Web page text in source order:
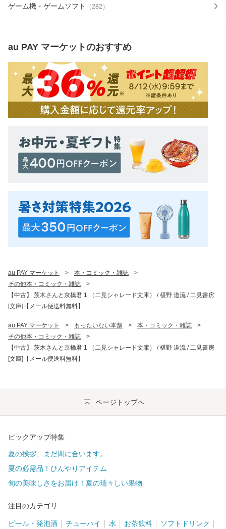
ゲーム機・ゲームソフト （282 ）
au PAY マーケットのおすすめ
au PAY マーケット > 本・コミック・雑誌
>
その他本・コミック・雑誌
>
【中古】 茨木さんと京橋君 1 （二見シャレード文庫） / 椹野 道流 / 二見書房
[文庫]【メール便送料無料】
au PAY マーケット > もったいない本舗 > 本・コミック・雑誌
>
その他本・コミック・雑誌
>
【中古】 茨木さんと京橋君 1 （二見シャレード文庫） / 椹野 道流 / 二見書房
[文庫]【メール便送料無料】
ページトップへ
ピックアップ特集
夏の挨拶、まだ間に合います。
夏の必需品！ひんやりアイテム
旬の美味しさをお届け！夏の瑞々しい果物
注目のカテゴリ
ビール・発泡酒 チューハイ 水 お茶飲料 ソフトドリンク